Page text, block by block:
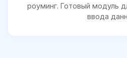
роуминг. Готовый модуль
ввода